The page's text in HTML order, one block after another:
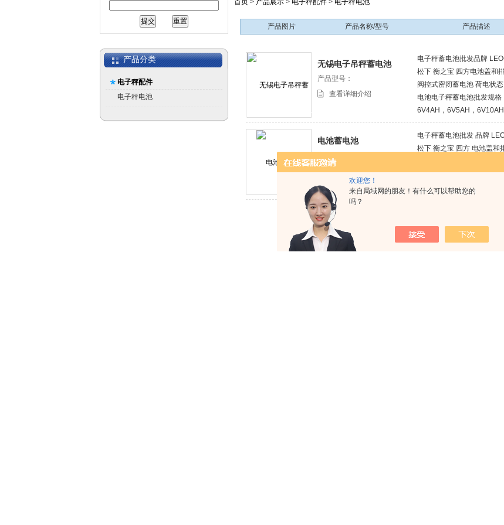
欢迎您！
来自局域网的朋友！有什么可以帮助您的
吗？
产品分类
电子秤配件
电子秤电池
首页 > 产品展示 > 电子秤配件 > 电子秤电池
产品图片 产品名称/型号 产品描述
无锡电子吊秤蓄电池
产品型号：
查看详细介绍
电子秤蓄电池批发品牌
松下 衡之宝 四方电池盖和
阀控式密闭蓄电池 荷电状
电池电子秤蓄电池批发规格
6V4AH，6V5AH，6V10AH
6V1.2AH，4V4AH，
等
电池蓄电池
查看详细介绍
电子秤蓄电池批发 品牌
松下 衡之宝 四方 电池盖和
构 阀控式密闭蓄电池 荷电
护蓄电池 电子秤蓄电池批发
6V4AH，6V5AH，6V10AH
6V1.2AH，4V4AH，